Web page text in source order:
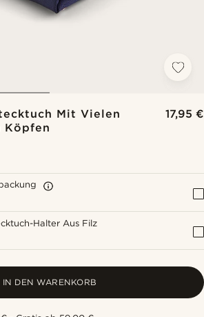
Mit Vielen
Köpfen
17,95 €
Halter Aus Filz
IN DEN WARENKORB